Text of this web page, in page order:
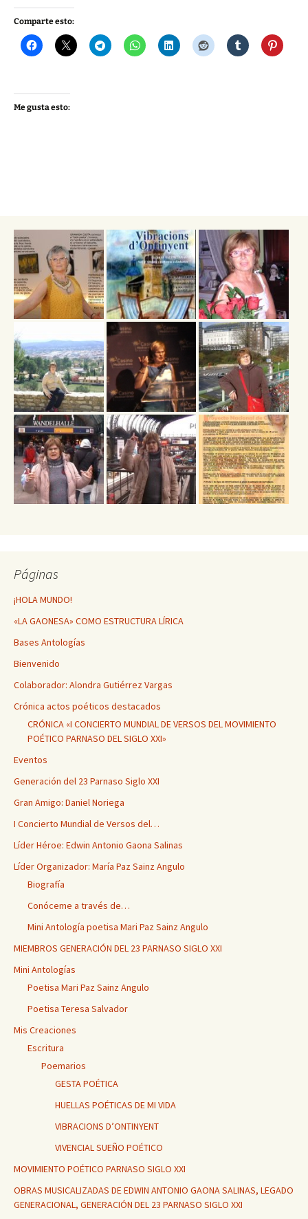
Comparte esto:
Me gusta esto:
Páginas
¡HOLA MUNDO!
«LA GAONESA» COMO ESTRUCTURA LÍRICA
Bases Antologías
Bienvenido
Colaborador: Alondra Gutiérrez Vargas
Crónica actos poéticos destacados
CRÓNICA «I CONCIERTO MUNDIAL DE VERSOS DEL MOVIMIENTO
POÉTICO PARNASO DEL SIGLO XXI»
Eventos
Generación del 23 Parnaso Siglo XXI
Gran Amigo: Daniel Noriega
I Concierto Mundial de Versos del…
Líder Héroe: Edwin Antonio Gaona Salinas
Líder Organizador: María Paz Sainz Angulo
Biografía
Conóceme a través de…
Mini Antología poetisa Mari Paz Sainz Angulo
MIEMBROS GENERACIÓN DEL 23 PARNASO SIGLO XXI
Mini Antologías
Poetisa Mari Paz Sainz Angulo
Poetisa Teresa Salvador
Mis Creaciones
Escritura
Poemarios
GESTA POÉTICA
HUELLAS POÉTICAS DE MI VIDA
VIBRACIONS D’ONTINYENT
VIVENCIAL SUEÑO POÉTICO
MOVIMIENTO POÉTICO PARNASO SIGLO XXI
OBRAS MUSICALIZADAS DE EDWIN ANTONIO GAONA SALINAS, LEGADO
GENERACIONAL, GENERACIÓN DEL 23 PARNASO SIGLO XXI